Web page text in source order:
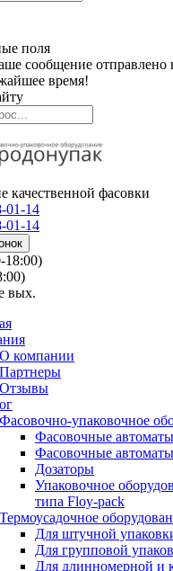
поля
сообщение отправлено
время!
качественной фасовки
01-14
01-14
вых.
О компании
Партнеры
Отзывы
Фасовочно-упаковочное
Фасовочные автоматы
Фасовочные
Дозаторы
Упаковочное
типа Floy-pack
Термоусадочное
Для штучной
Для групповой
Для длинномерной и